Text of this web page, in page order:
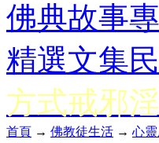
佛典故事
精選文集
方式戒邪
首頁 → 佛教徒生活 → 心